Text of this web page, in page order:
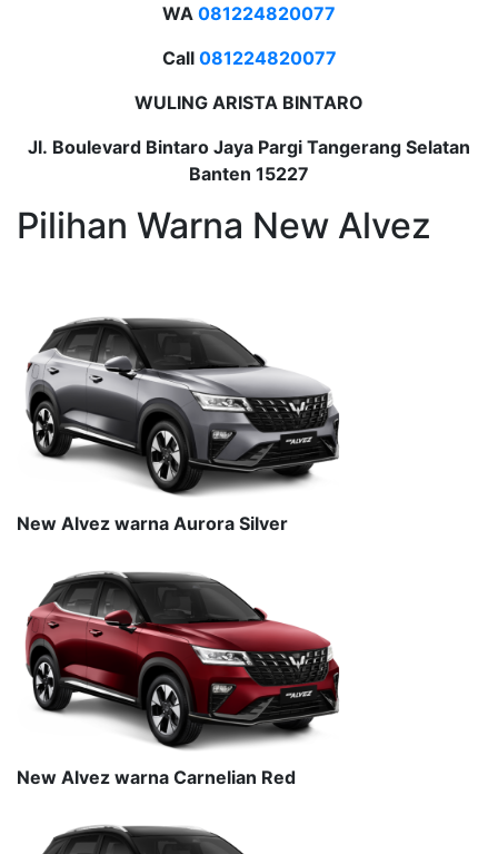
WA 081224820077
Call 081224820077
WULING ARISTA BINTARO
Jl. Boulevard Bintaro Jaya Pargi Tangerang Selatan
Banten 15227
Pilihan Warna New Alvez
New Alvez warna Aurora Silver
New Alvez warna Carnelian Red